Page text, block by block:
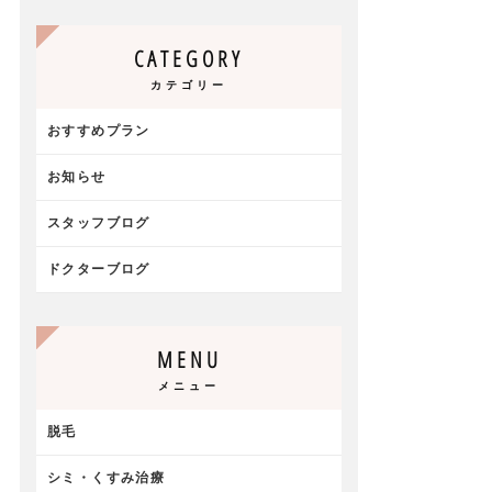
CATEGORY
カテゴリー
おすすめプラン
お知らせ
スタッフブログ
ドクターブログ
MENU
メニュー
脱毛
シミ・くすみ治療